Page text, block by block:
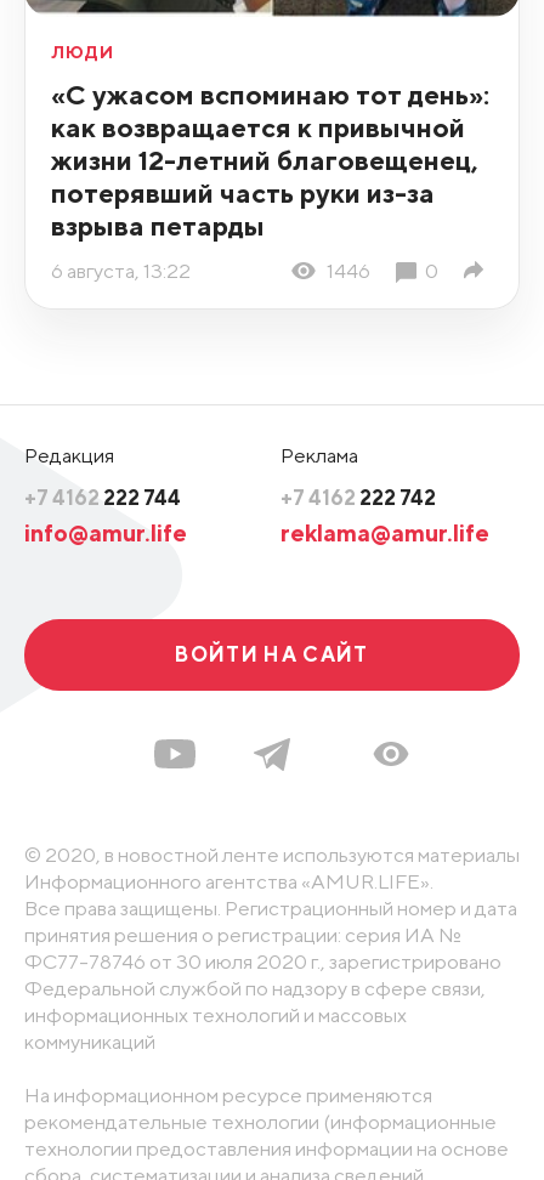
ЛЮДИ
«С ужасом вспоминаю тот день»:
как возвращается к привычной
жизни 12-летний благовещенец,
потерявший часть руки из-за
взрыва петарды
6 августа, 13:22 1446 0
Редакция
+7 4162 222 744
info@amur.life
Реклама
+7 4162 222 742
reklama@amur.life
ВОЙТИ НА САЙТ
© 2020, в новостной ленте используются материалы
Информационного агентства «AMUR.LIFE».
Все права защищены. Регистрационный номер и дата
принятия решения о регистрации: серия ИА №
ФС77-78746 от 30 июля 2020 г., зарегистрировано
Федеральной службой по надзору в сфере связи,
информационных технологий и массовых
коммуникаций
На информационном ресурсе применяются
рекомендательные технологии (информационные
технологии предоставления информации на основе